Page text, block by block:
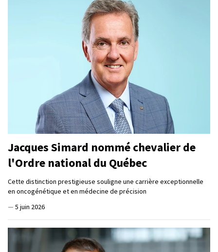
Jacques Simard nommé chevalier de
l'Ordre national du Québec
Cette distinction prestigieuse souligne une carrière exceptionnelle
en oncogénétique et en médecine de précision
— 5 juin 2026